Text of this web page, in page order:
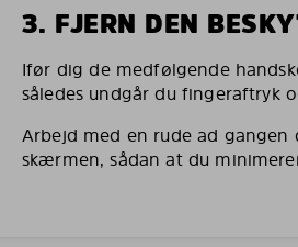
3. FJERN DEN
Ifør dig de medfølgende
således undgår du fingeraftryk
Arbejd med en rude ad
skærmen, sådan at du